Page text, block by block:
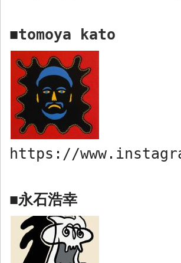
■tomoya kato
https://
■永石浩幸